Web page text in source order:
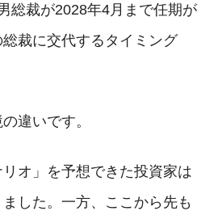
総裁が2028年4月まで任期が
裁に交代するタイミング
違いです。
オ」を予想できた投資家は
した。一方、ここから先も